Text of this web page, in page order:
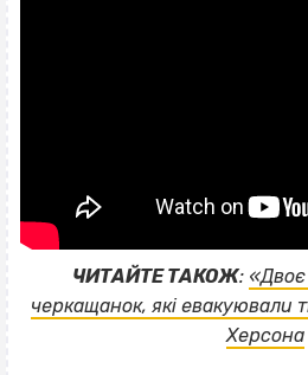
ЧИТАЙТЕ ТАКОЖ: «Двоє
черкащанок, які евакуювали
Херсона